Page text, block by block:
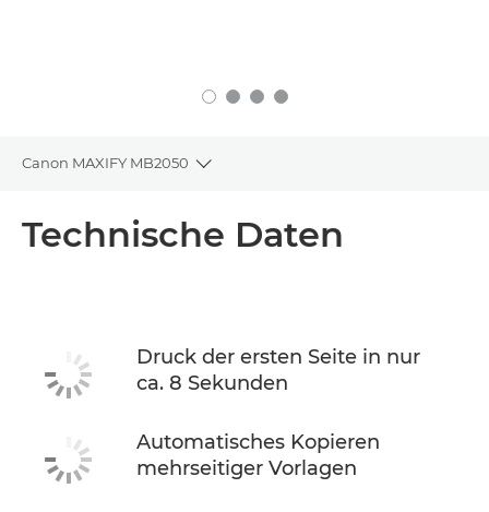
Canon MAXIFY MB2050
Toggle breadcrumbs
TINTE KAUFEN
Technische Daten
Druck der ersten Seite in nur
ca. 8 Sekunden
Automatisches Kopieren
mehrseitiger Vorlagen